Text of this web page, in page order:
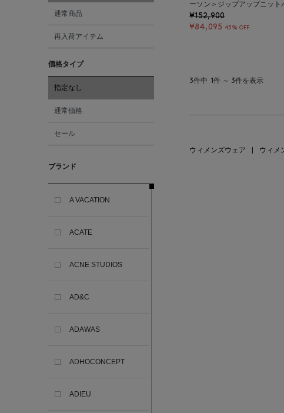
通常商品
再入荷アイテム
価格タイプ
指定なし
通常価格
セール
ブランド
A VACATION
ACATE
ACNE STUDIOS
AD&C
ADAWAS
ADHOCONCEPT
ADIEU
ーソン＞ジップアップニット
¥152,900
¥84,095 45% OFF
3件中 1件 ～ 3件を表示
ウィメンズウェア ウィメ